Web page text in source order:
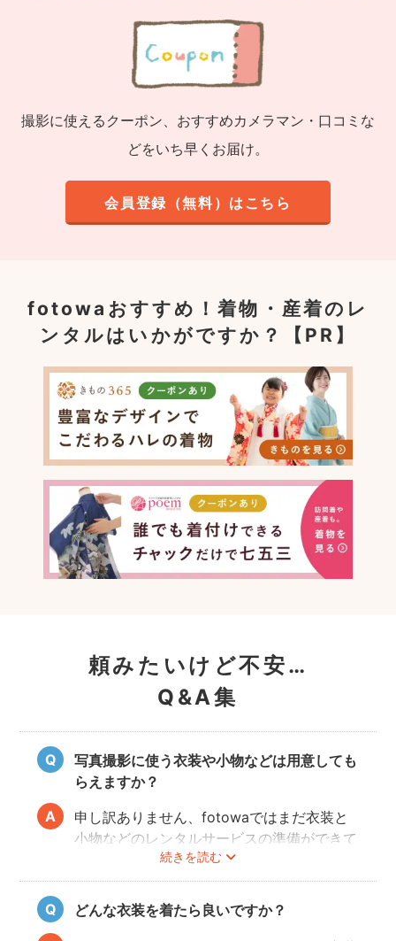
撮影に使えるクーポン、おすすめカメラマン・口コミな
どをいち早くお届け。
会員登録（無料）はこちら
fotowaおすすめ！着物・産着のレ
ンタルはいかがですか？【PR】
頼みたいけど不安…
Q&A集
写真撮影に使う衣装や小物などは用意しても
らえますか？
続きを読む
申し訳ありません、fotowaではまだ衣装と
小物などのレンタルサービスの準備ができて
おりませんので、お客様ご自身にご用意をお
願いしております。
どんな衣装を着たら良いですか？